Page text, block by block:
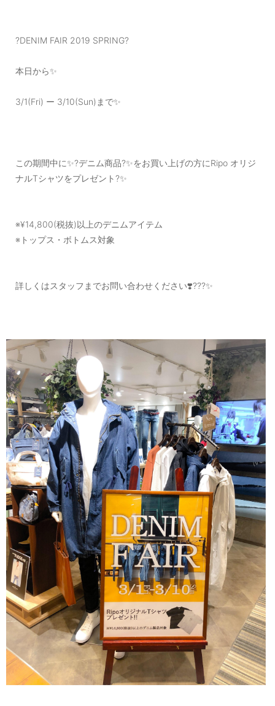
?DENIM FAIR 2019 SPRING?
本日から✨
3/1(Fri) ー 3/10(Sun)まで✨
この期間中に✨?デニム商品?✨をお買い上げの方にRipo オリジ
ナルTシャツをプレゼント?✨
※¥14,800(税抜)以上のデニムアイテム
※トップス・ボトムス対象
詳しくはスタッフまでお問い合わせください❣️???✨